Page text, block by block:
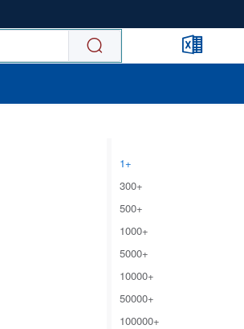
1+
300+
500+
1000+
5000+
10000+
50000+
100000+